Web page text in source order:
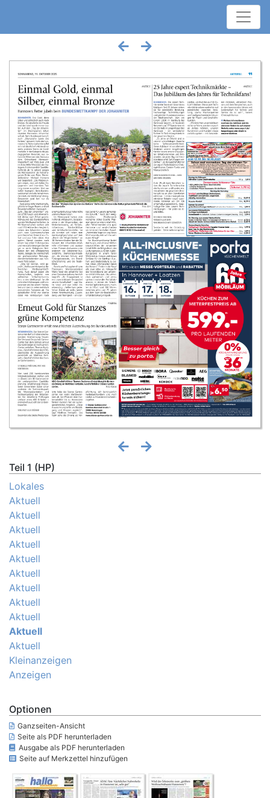
Teil 1 (HP)
Lokales
Aktuell
Aktuell
Aktuell
Aktuell
Aktuell
Aktuell
Aktuell
Aktuell
Aktuell
Aktuell
Aktuell
Kleinanzeigen
Anzeigen
Optionen
Ganzseiten-Ansicht
Seite als PDF herunterladen
Ausgabe als PDF herunterladen
Seite auf Merkzettel hinzufügen